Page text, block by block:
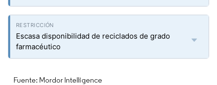
Escasa disponibilidad de reciclados de grado
farmacéutico
Fuente: Mordor Intelligence